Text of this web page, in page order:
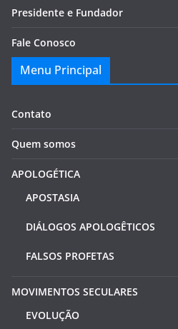
Presidente e Fundador
Fale Conosco
Menu Principal
Contato
Quem somos
APOLOGÉTICA
APOSTASIA
DIÁLOGOS APOLOGÊTICOS
FALSOS PROFETAS
MOVIMENTOS SECULARES
EVOLUÇÃO